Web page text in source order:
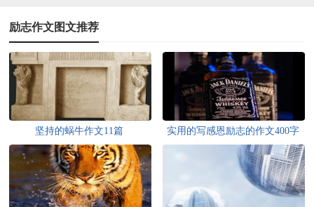
励志作文图文推荐
坚持的蜗牛作文11篇
实用的写感恩励志的作文400字
三篇